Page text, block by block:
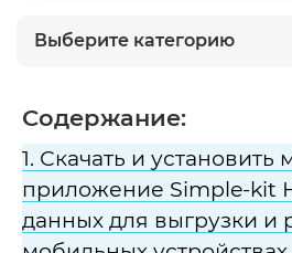
Выберите категорию
Содержание:
1. Скачать и установить
приложение Simple-kit
данных для выгрузки и